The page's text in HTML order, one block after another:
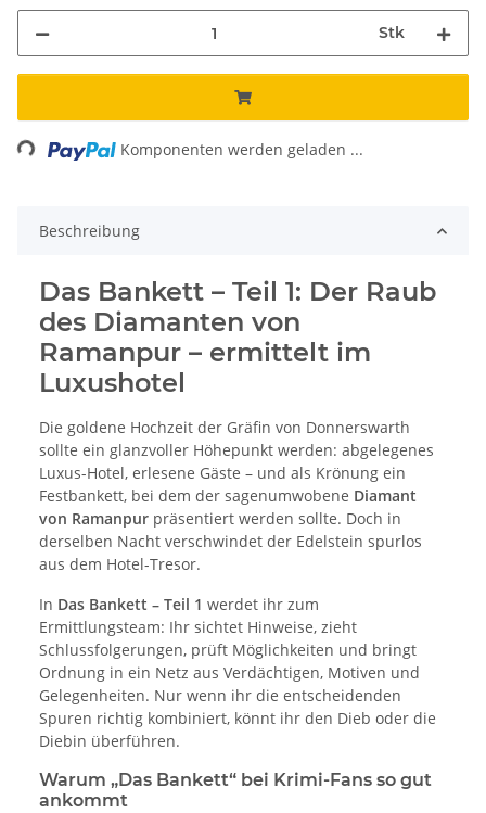
Stk
Komponenten werden geladen ...
Beschreibung
Das Bankett – Teil 1: Der Raub
des Diamanten von
Ramanpur – ermittelt im
Luxushotel
Die goldene Hochzeit der Gräfin von Donnerswarth
sollte ein glanzvoller Höhepunkt werden: abgelegenes
Luxus-Hotel, erlesene Gäste – und als Krönung ein
Festbankett, bei dem der sagenumwobene Diamant
von Ramanpur präsentiert werden sollte. Doch in
derselben Nacht verschwindet der Edelstein spurlos
aus dem Hotel-Tresor.
In Das Bankett – Teil 1 werdet ihr zum
Ermittlungsteam: Ihr sichtet Hinweise, zieht
Schlussfolgerungen, prüft Möglichkeiten und bringt
Ordnung in ein Netz aus Verdächtigen, Motiven und
Gelegenheiten. Nur wenn ihr die entscheidenden
Spuren richtig kombiniert, könnt ihr den Dieb oder die
Diebin überführen.
Warum „Das Bankett“ bei Krimi-Fans so gut
ankommt